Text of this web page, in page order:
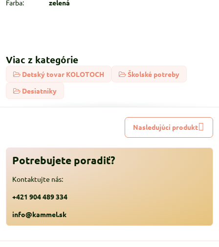
Farba:
zelená
Viac z kategórie
Detský tovar KOLOTOCH
Školské potreby
Desiatniky
Nasledujúci produkt
Potrebujete poradiť?
Kontaktujte nás:
+421 904 489 334
info@kammel.sk